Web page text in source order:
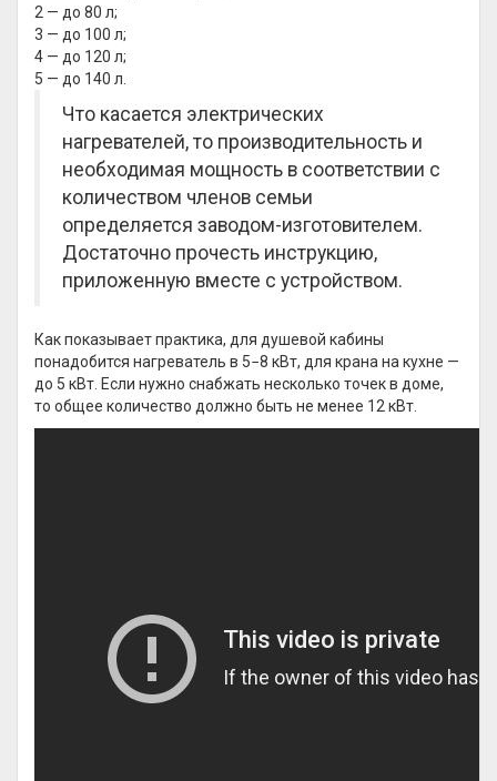
2 — до 80 л;
3 — до 100 л;
4 — до 120 л;
5 — до 140 л.
Что касается электрических
нагревателей, то производительность и
необходимая мощность в соответствии с
количеством членов семьи
определяется заводом-изготовителем.
Достаточно прочесть инструкцию,
приложенную вместе с устройством.
Как показывает практика, для душевой кабины
понадобится нагреватель в 5−8 кВт, для крана на кухне —
до 5 кВт. Если нужно снабжать несколько точек в доме,
то общее количество должно быть не менее 12 кВт.